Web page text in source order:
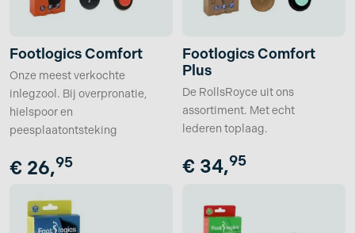
Footlogics Comfort
Onze meest verkochte
inlegzool. Bij overpronatie,
hielspoor en
peesplaatontsteking
€ 26,95
Footlogics Comfort
Plus
De RollsRoyce uit ons
assortiment. Met echt
lederen toplaag.
€ 34,95